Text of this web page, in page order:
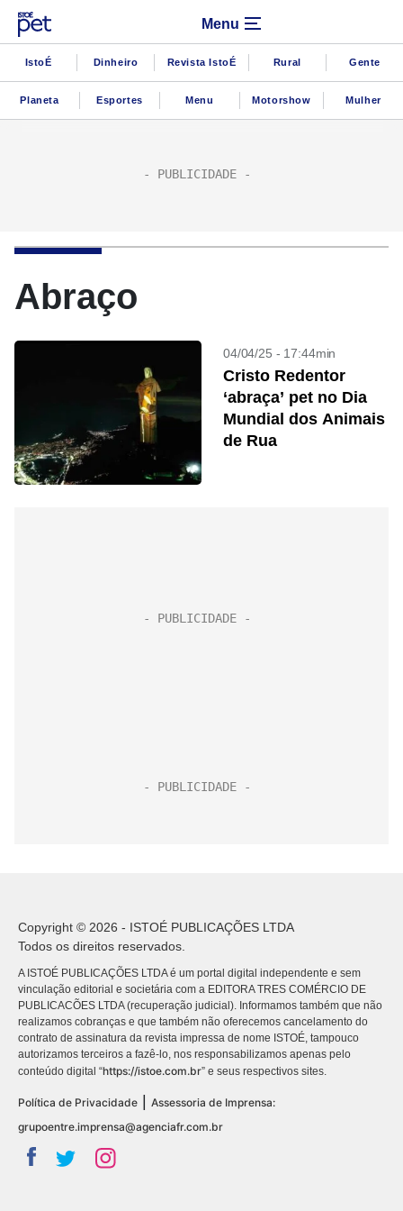
Menu
IstoÉ Dinheiro Revista IstoÉ Rural Gente
Planeta Esportes Menu Motorshow Mulher
Abraço
04/04/25 - 17:44min
Cristo Redentor
‘abraça’ pet no Dia
Mundial dos Animais
de Rua
Copyright © 2026 - ISTOÉ PUBLICAÇÕES LTDA
Todos os direitos reservados.
A ISTOÉ PUBLICAÇÕES LTDA é um portal digital independente e sem
vinculação editorial e societária com a EDITORA TRES COMÉRCIO DE
PUBLICACÕES LTDA (recuperação judicial). Informamos também que não
realizamos cobranças e que também não oferecemos cancelamento do
contrato de assinatura da revista impressa de nome ISTOÉ, tampouco
autorizamos terceiros a fazê-lo, nos responsabilizamos apenas pelo
conteúdo digital “https://istoe.com.br” e seus respectivos sites.
Política de Privacidade
Assessoria de Imprensa:
grupoentre.imprensa@agenciafr.com.br